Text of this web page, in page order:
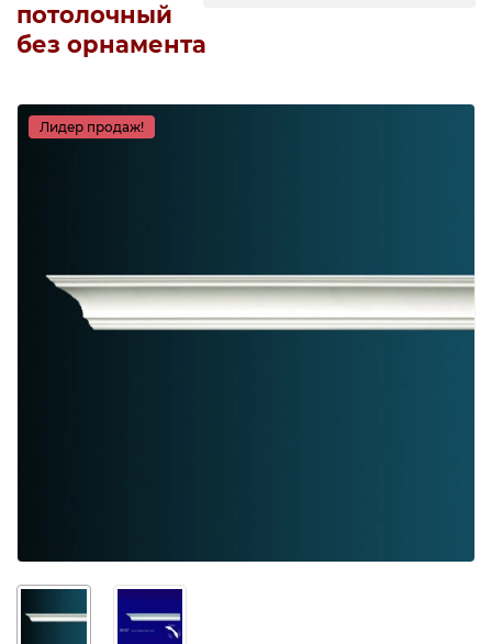
потолочный
без орнамента
Лидер продаж!